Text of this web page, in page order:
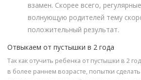
взамен. Скорее всего,
волнующую родителей тему
положительный результат.
Отвыкаем от пустышки в 2 года
Так как отучить ребенка от пустышки в 2
в более раннем возрасте, попытки